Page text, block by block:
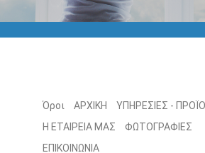
Όροι ΑΡΧΙΚΗ
ΥΠΗΡΕΣΙΕΣ -
Η ΕΤΑΙΡΕΙΑ ΜΑΣ
ΦΩΤΟΓΡΑΦΙΕΣ
ΕΠΙΚΟΙΝΩΝΙΑ